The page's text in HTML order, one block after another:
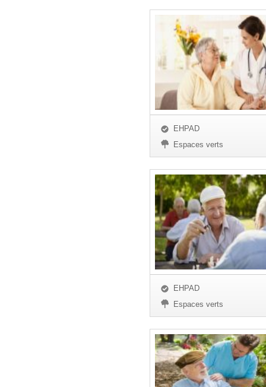
EHPAD
Espaces verts
EHPAD
Espaces verts